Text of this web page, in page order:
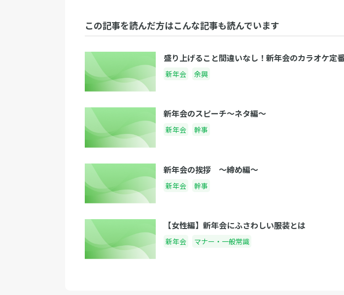
この記事を読んだ方はこんな記事も読んでいます
盛り上げること間違いなし！新年会のカラオケ定
新年会 余興
新年会のスピーチ〜ネタ編〜
新年会 幹事
新年会の挨拶 〜締め編〜
新年会 幹事
【女性編】新年会にふさわしい服装とは
新年会 マナー・一般常識